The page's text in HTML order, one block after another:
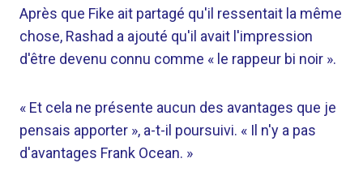
Après que Fike ait partagé qu'il ressentait la même
chose, Rashad a ajouté qu'il avait l'impression
d'être devenu connu comme « le rappeur bi noir ».
« Et cela ne présente aucun des avantages que je
pensais apporter », a-t-il poursuivi. « Il n'y a pas
d'avantages Frank Ocean. »